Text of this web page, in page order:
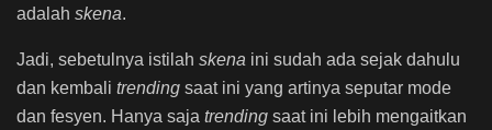
adalah skena.
Jadi, sebetulnya istilah skena ini sudah ada sejak dahulu
dan kembali trending saat ini yang artinya seputar mode
dan fesyen. Hanya saja trending saat ini lebih mengaitkan